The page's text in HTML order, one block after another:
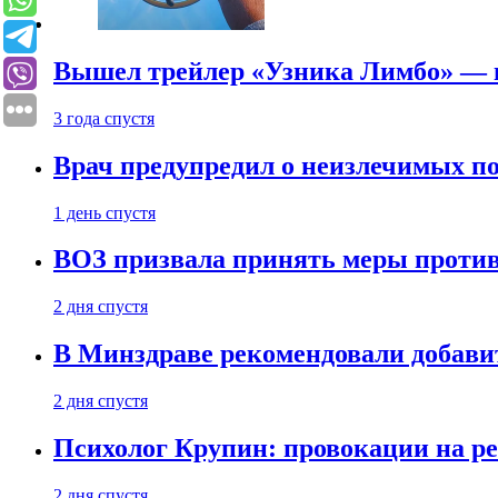
Вышел трейлер «Узника Лимбо» —
3 года спустя
Врач предупредил о неизлечимых
1 день спустя
ВОЗ призвала принять меры
2 дня спустя
В Минздраве рекомендовали
2 дня спустя
Психолог Крупин: провокации на